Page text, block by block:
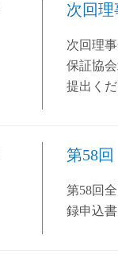
次回理
次回理
保証協
提出く
第58
第58回
録申込